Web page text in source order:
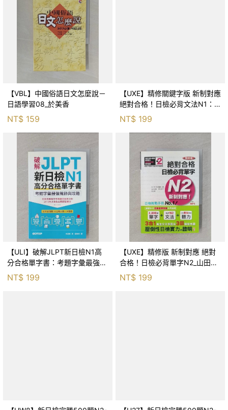
【VBL】中國俗語日文怎麼說－
日語學習08_於美香
NT$ 159
【UXE】精修關鍵字版 新制對應
絕對合格！日檢必背文法N1：
附三回模擬試題 (25K+MP3)_吉
松由美, 田中陽子, 山田社日檢題
NT$ 199
【ULI】破解JLPT新日檢N1高
分合格單字書：考題字彙最強蒐
錄與攻略(附考衝單字別冊、遮
色片、MP3音檔QR Code)_金基
NT$ 199
【UXE】精修版 新制對應 絕對
合格！日檢必背單字N2_山田社
日檢題庫小組_山田社日檢題庫
小組
NT$ 199